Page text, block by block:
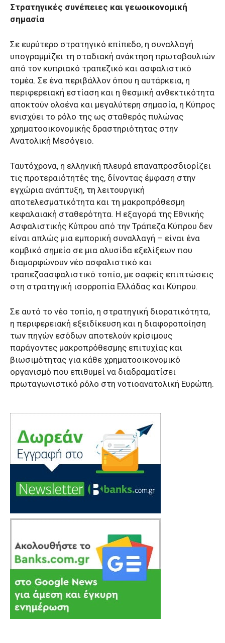
Στρατηγικές συνέπειες και γεωοικονομική
σημασία
Σε ευρύτερο στρατηγικό επίπεδο, η συναλλαγή
υπογραμμίζει τη σταδιακή ανάκτηση πρωτοβουλιών
από τον κυπριακό τραπεζικό και ασφαλιστικό
τομέα. Σε ένα περιβάλλον όπου η αυτάρκεια, η
περιφερειακή εστίαση και η θεσμική ανθεκτικότητα
αποκτούν ολοένα και μεγαλύτερη σημασία, η Κύπρος
ενισχύει το ρόλο της ως σταθερός πυλώνας
χρηματοοικονομικής δραστηριότητας στην
Ανατολική Μεσόγειο.
Ταυτόχρονα, η ελληνική πλευρά επαναπροσδιορίζει
τις προτεραιότητές της, δίνοντας έμφαση στην
εγχώρια ανάπτυξη, τη λειτουργική
αποτελεσματικότητα και τη μακροπρόθεσμη
κεφαλαιακή σταθερότητα. Η εξαγορά της Εθνικής
Ασφαλιστικής Κύπρου από την Τράπεζα Κύπρου δεν
είναι απλώς μια εμπορική συναλλαγή – είναι ένα
κομβικό σημείο σε μια αλυσίδα εξελίξεων που
διαμορφώνουν νέο ασφαλιστικό και
τραπεζοασφαλιστικό τοπίο, με σαφείς επιπτώσεις
στη στρατηγική ισορροπία Ελλάδας και Κύπρου.
Σε αυτό το νέο τοπίο, η στρατηγική διορατικότητα,
η περιφερειακή εξειδίκευση και η διαφοροποίηση
των πηγών εσόδων αποτελούν κρίσιμους
παράγοντες μακροπρόθεσμης επιτυχίας και
βιωσιμότητας για κάθε χρηματοοικονομικό
οργανισμό που επιθυμεί να διαδραματίσει
πρωταγωνιστικό ρόλο στη νοτιοανατολική Ευρώπη.